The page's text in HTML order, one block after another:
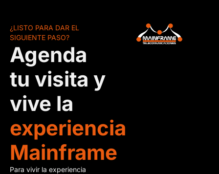
¿LISTO PARA DAR EL
SIGUIENTE PASO?
Agenda
tu visita y
vive la
experiencia
Mainframe
Para vivir la experiencia